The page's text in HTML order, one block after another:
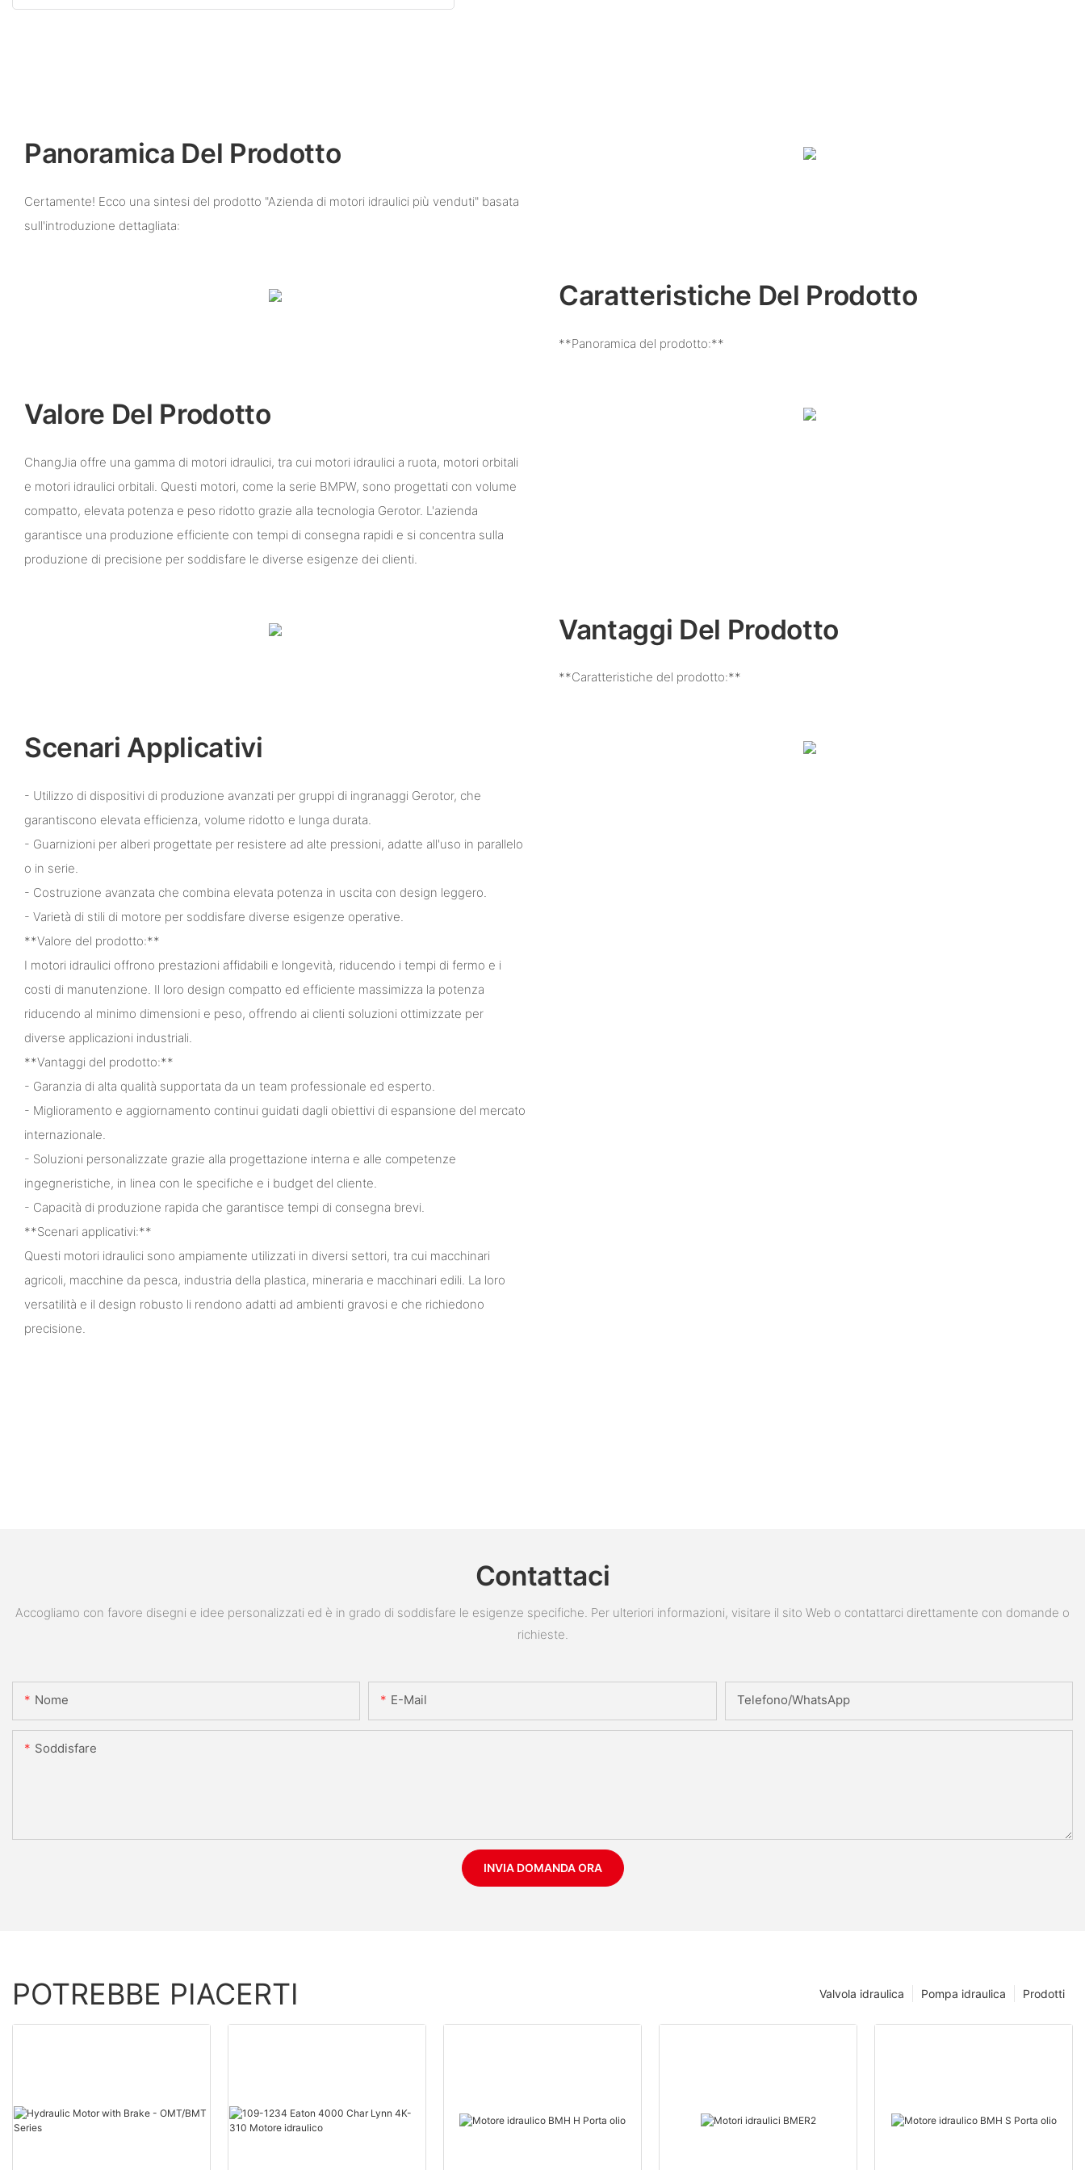
Panoramica Del Prodotto
Certamente! Ecco una sintesi del prodotto "Azienda di motori idraulici più venduti" basata
sull'introduzione dettagliata:
Caratteristiche Del Prodotto
**Panoramica del prodotto:**
Valore Del Prodotto
ChangJia offre una gamma di motori idraulici, tra cui motori idraulici a ruota, motori orbitali
e motori idraulici orbitali. Questi motori, come la serie BMPW, sono progettati con volume
compatto, elevata potenza e peso ridotto grazie alla tecnologia Gerotor. L'azienda
garantisce una produzione efficiente con tempi di consegna rapidi e si concentra sulla
produzione di precisione per soddisfare le diverse esigenze dei clienti.
Vantaggi Del Prodotto
**Caratteristiche del prodotto:**
Scenari Applicativi
- Utilizzo di dispositivi di produzione avanzati per gruppi di ingranaggi Gerotor, che
garantiscono elevata efficienza, volume ridotto e lunga durata.
- Guarnizioni per alberi progettate per resistere ad alte pressioni, adatte all'uso in parallelo
o in serie.
- Costruzione avanzata che combina elevata potenza in uscita con design leggero.
- Varietà di stili di motore per soddisfare diverse esigenze operative.
**Valore del prodotto:**
I motori idraulici offrono prestazioni affidabili e longevità, riducendo i tempi di fermo e i
costi di manutenzione. Il loro design compatto ed efficiente massimizza la potenza
riducendo al minimo dimensioni e peso, offrendo ai clienti soluzioni ottimizzate per
diverse applicazioni industriali.
**Vantaggi del prodotto:**
- Garanzia di alta qualità supportata da un team professionale ed esperto.
- Miglioramento e aggiornamento continui guidati dagli obiettivi di espansione del mercato
internazionale.
- Soluzioni personalizzate grazie alla progettazione interna e alle competenze
ingegneristiche, in linea con le specifiche e i budget del cliente.
- Capacità di produzione rapida che garantisce tempi di consegna brevi.
**Scenari applicativi:**
Questi motori idraulici sono ampiamente utilizzati in diversi settori, tra cui macchinari
agricoli, macchine da pesca, industria della plastica, mineraria e macchinari edili. La loro
versatilità e il design robusto li rendono adatti ad ambienti gravosi e che richiedono
precisione.
Contattaci
Accogliamo con favore disegni e idee personalizzati ed è in grado di soddisfare le esigenze specifiche. Per ulteriori informazioni, visitare il sito Web o contattarci direttamente con domande o
richieste.
Nome E-Mail Telefono/WhatsApp
Soddisfare
INVIA DOMANDA ORA
POTREBBE PIACERTI Prodotti
Pompa idraulica
Valvola idraulica